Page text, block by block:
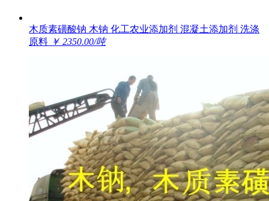
木质素磺酸钠 木钠 化工农业添加剂 混凝土添加剂 洗涤
原料 ￥ 2350.00/吨